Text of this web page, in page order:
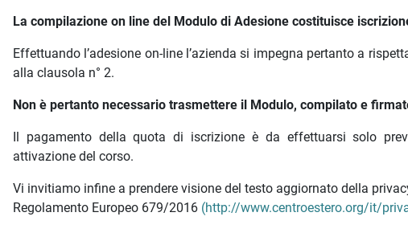
La compilazione on line del Modulo di Adesione costituisce
Effettuando l’adesione on-line l’azienda si impegna pertanto a
alla clausola n° 2.
Non è pertanto necessario trasmettere il Modulo, compilato e
Il pagamento della quota di iscrizione è da effettuarsi solo
attivazione del corso.
Vi invitiamo infine a prendere visione del testo aggiornato della
Regolamento Europeo 679/2016 (http://www.centroestero.org/it/